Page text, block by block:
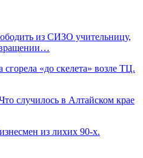
из СИЗО учительницу,
сгорела «до скелета» возле ТЦ.
случилось в Алтайском крае
из лихих 90-х.